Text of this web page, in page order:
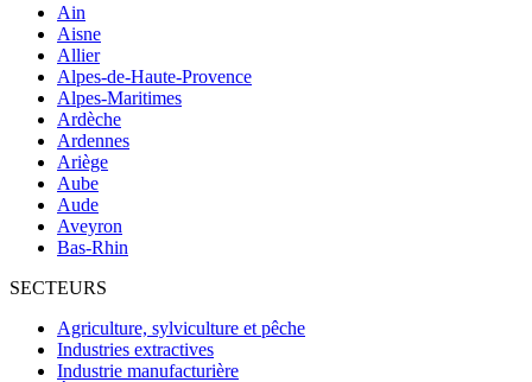
Ain
Aisne
Allier
Alpes-de-Haute-Provence
Alpes-Maritimes
Ardèche
Ardennes
Ariège
Aube
Aude
Aveyron
Bas-Rhin
SECTEURS
Agriculture, sylviculture et pêche
Industries extractives
Industrie manufacturière